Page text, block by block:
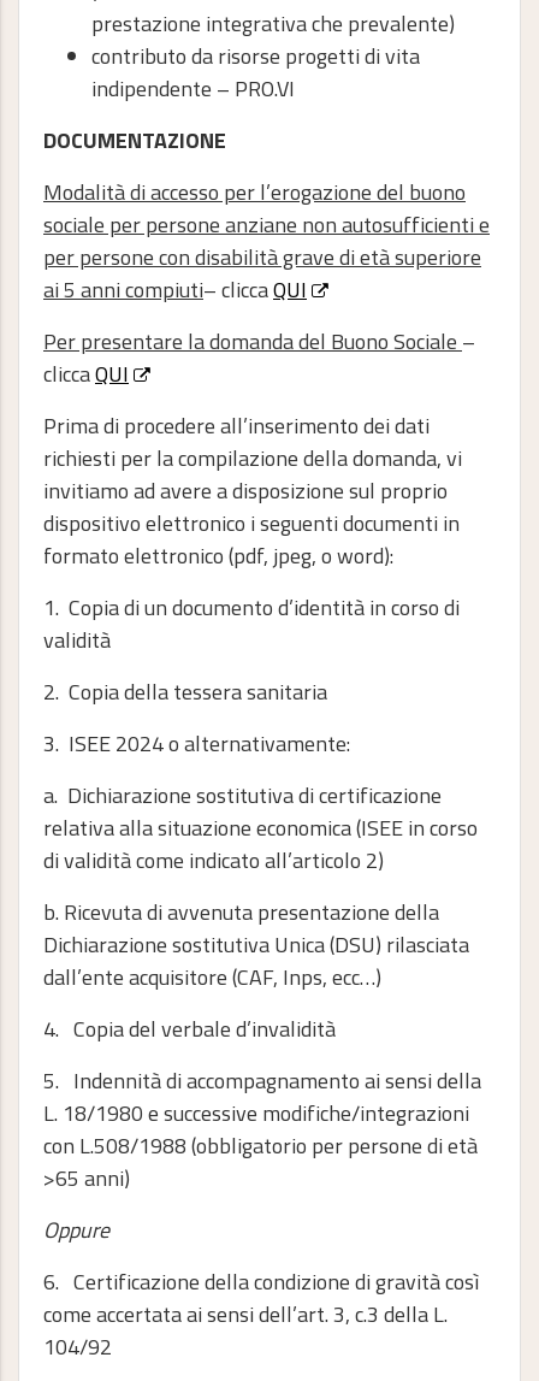
prestazione integrativa che prevalente)
contributo da risorse progetti di vita
indipendente – PRO.VI
DOCUMENTAZIONE
Modalità di accesso per l’erogazione del buono
sociale per persone anziane non autosufficienti e
per persone con disabilità grave di età superiore
ai 5 anni compiuti– cliccaQUI
Per presentare la domanda del Buono Sociale –
cliccaQUI
Prima di procedere all’inserimento dei dati
richiesti per la compilazione della domanda, vi
invitiamo ad avere a disposizione sul proprio
dispositivo elettronico i seguenti documenti in
formato elettronico (pdf, jpeg, o word):
1. Copia di un documento d’identità in corso di
validità
2. Copia della tessera sanitaria
3. ISEE 2024 o alternativamente:
a. Dichiarazione sostitutiva di certificazione
relativa alla situazione economica (ISEE in corso
di validità come indicato all’articolo 2)
b. Ricevuta di avvenuta presentazione della
Dichiarazione sostitutiva Unica (DSU) rilasciata
dall’ente acquisitore (CAF, Inps, ecc…)
4. Copia del verbale d’invalidità
5. Indennità di accompagnamento ai sensi della
L. 18/1980 e successive modifiche/integrazioni
con L.508/1988 (obbligatorio per persone di età
>65 anni)
Oppure
6. Certificazione della condizione di gravità così
come accertata ai sensi dell’art. 3, c.3 della L.
104/92